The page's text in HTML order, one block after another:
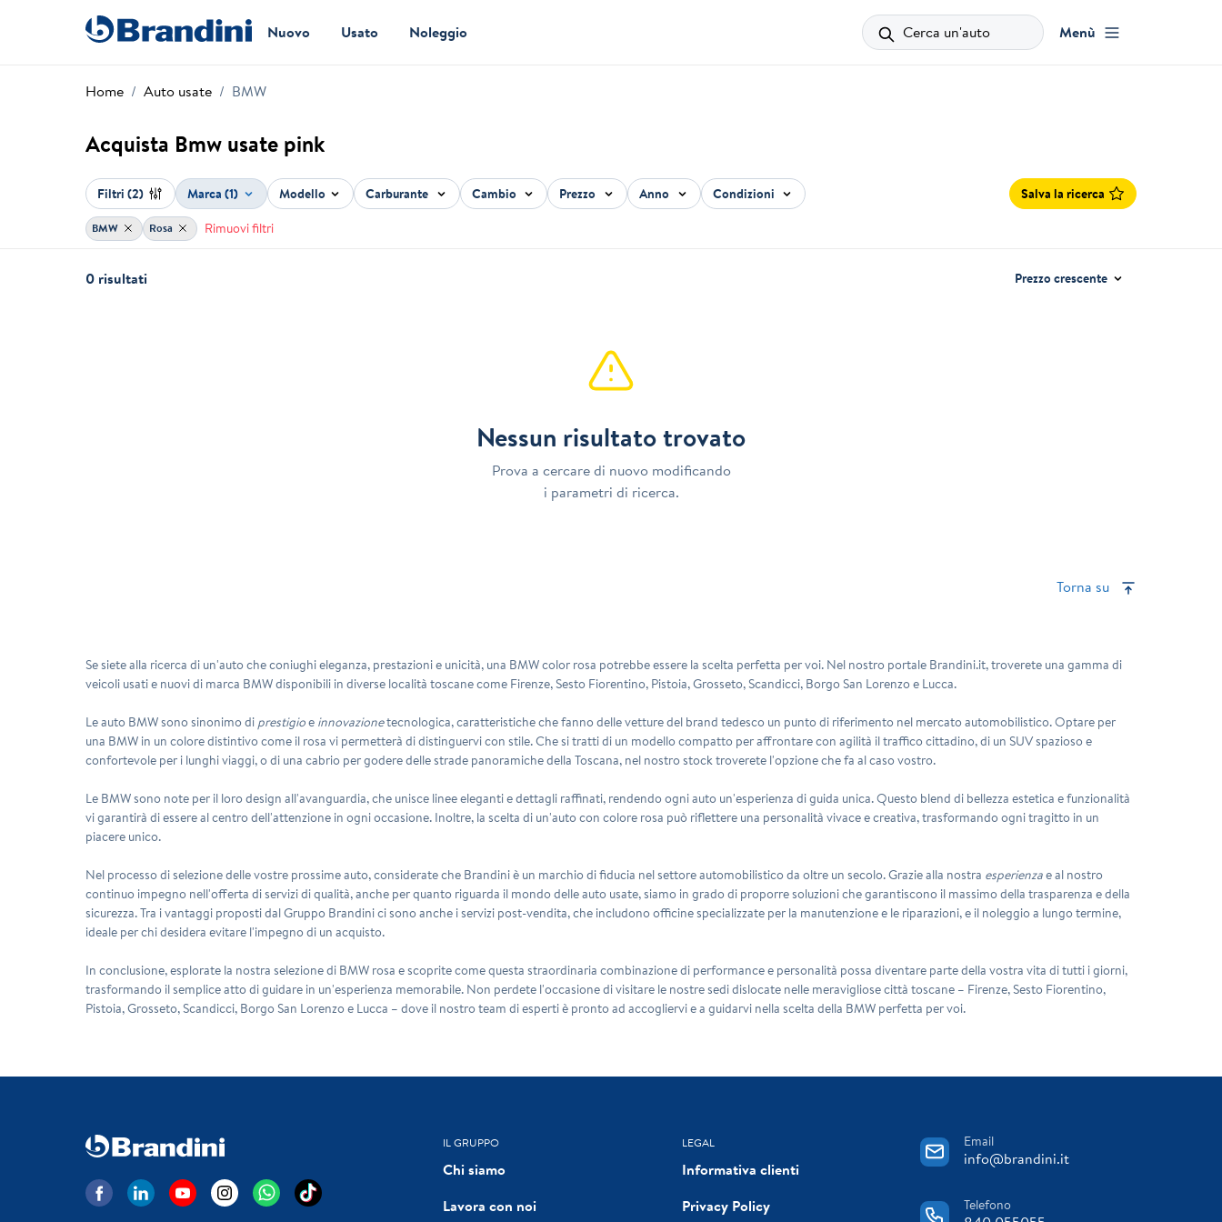
Nuovo Usato Noleggio Cerca un'auto Menù
Home Auto usate BMW
Acquista Bmw usate pink
Filtri(2) Marca (1) Modello Carburante Cambio Prezzo Anno Condizioni Salva la ricerca
BMW Rosa Rimuovi filtri
0 risultati Prezzo crescente
Nessun risultato trovato
Prova a cercare di nuovo modificando
i parametri di ricerca.
Torna su
Se siete alla ricerca di un'auto che coniughieleganza, prestazionie unicità, una BMW color rosa potrebbe essere la scelta perfetta per voi. Nel nostro portale Brandini.it, troverete una gamma di
veicoli usati e nuovi di marca BMW disponibili in diverse località toscane come Firenze, Sesto Fiorentino, Pistoia, Grosseto, Scandicci, Borgo San Lorenzo e Lucca.
Le auto BMW sono sinonimo di prestigioe innovazionetecnologica, caratteristiche che fanno delle vetture del brand tedesco un punto di riferimento nel mercato automobilistico. Optare per
una BMW in un colore distintivo come il rosa vi permetterà di distinguervi con stile. Che si tratti di un modello compatto per affrontare con agilità il traffico cittadino, di un SUV spazioso e
confortevole per i lunghi viaggi, o di una cabrio per godere delle strade panoramiche della Toscana, nel nostro stock troverete l'opzione che fa al caso vostro.
Le BMW sono note per il lorodesign all'avanguardia, che unisce linee eleganti e dettagli raffinati, rendendo ogni auto un'esperienza di guida unica. Questo blend di bellezza estetica e funzionalità
vi garantirà di essere al centro dell'attenzione in ogni occasione. Inoltre, la scelta di un'auto con colore rosa può riflettere una personalità vivace e creativa, trasformando ogni tragitto in un
piacere unico.
Nel processo di selezione delle vostre prossime auto, considerate che Brandini è un marchio di fiducia nel settore automobilistico da oltre un secolo. Grazie alla nostra esperienzae al nostro
continuo impegno nell'offerta di servizi di qualità, anche per quanto riguarda il mondo delle auto usate, siamo in grado di proporre soluzioni che garantiscono il massimo della trasparenza e della
sicurezza. Tra i vantaggi proposti dal Gruppo Brandini ci sono anche i servizi post-vendita, che includono officine specializzate per la manutenzione e le riparazioni, e il noleggio a lungo termine,
ideale per chi desidera evitare l'impegno di un acquisto.
In conclusione, esplorate la nostra selezione di BMW rosa e scoprite come questa straordinaria combinazione di performance e personalità possa diventare parte della vostra vita di tutti i giorni,
trasformando il semplice atto di guidare in un'esperienza memorabile. Non perdete l'occasione di visitare le nostre sedi dislocate nelle meravigliose città toscane – Firenze, Sesto Fiorentino,
Pistoia, Grosseto, Scandicci, Borgo San Lorenzo e Lucca – dove il nostro team di esperti è pronto ad accogliervi e a guidarvi nella scelta della BMW perfetta per voi.
IL GRUPPO
Chi siamo
Lavora con noi
LEGAL
Informativa clienti
Privacy Policy
Email
info@brandini.it
Telefono